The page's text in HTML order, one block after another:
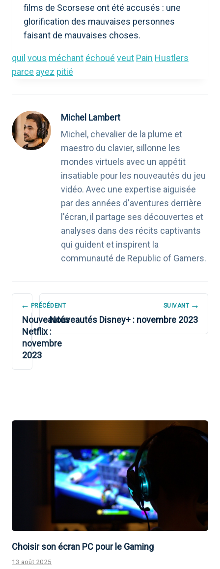
films de Scorsese ont été accusés : une
glorification des mauvaises personnes
faisant de mauvaises choses.
quil vous méchant échoué veut Pain Hustlers
parce ayez pitié
Michel Lambert
Michel, chevalier de la plume et
maestro du clavier, sillonne les
mondes virtuels avec un appétit
insatiable pour les nouveautés du jeu
vidéo. Avec une expertise aiguisée
par des années d'aventures derrière
l'écran, il partage ses découvertes et
analyses dans des récits captivants
qui guident et inspirent la
communauté de Republic of Gamers.
NAVIGATION
DE
L’ARTICLE
PRÉCÉDENT
Nouveautés
Netflix :
novembre
2023
SUIVANT
Nouveautés Disney+ : novembre 2023
Choisir son écran PC pour le Gaming
13 août 2025